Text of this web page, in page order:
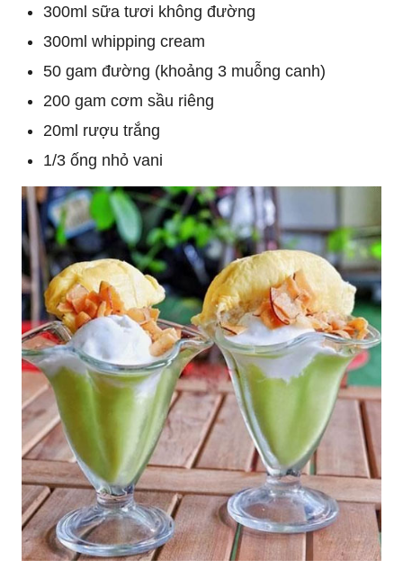
300ml sữa tươi không đường
300ml whipping cream
50 gam đường (khoảng 3 muỗng canh)
200 gam cơm sầu riêng
20ml rượu trắng
1/3 ống nhỏ vani